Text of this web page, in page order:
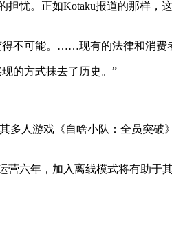
担忧。正如Kotaku报道的那样
不可能。……现有的法律和消费
的方式抹去了历史。”
多人游戏《自啥小队：全员突
六年，加入离线模式将有助于